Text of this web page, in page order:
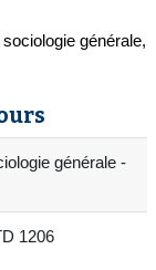
générale,
générale -
1206